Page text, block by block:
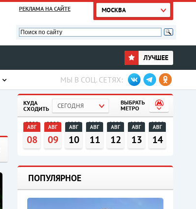
РЕКЛАМА НА САЙТЕ МОСКВА
ЛУЧШЕЕ
МЫ В СОЦ. СЕТЯХ:
КУДА
СХОДИТЬ
СЕГОДНЯ
ВЫБРАТЬ
МЕТРО
АВГ
08
АВГ
09
АВГ
10
АВГ
11
АВГ
12
АВГ
13
АВГ
14
ПОПУЛЯРНОЕ